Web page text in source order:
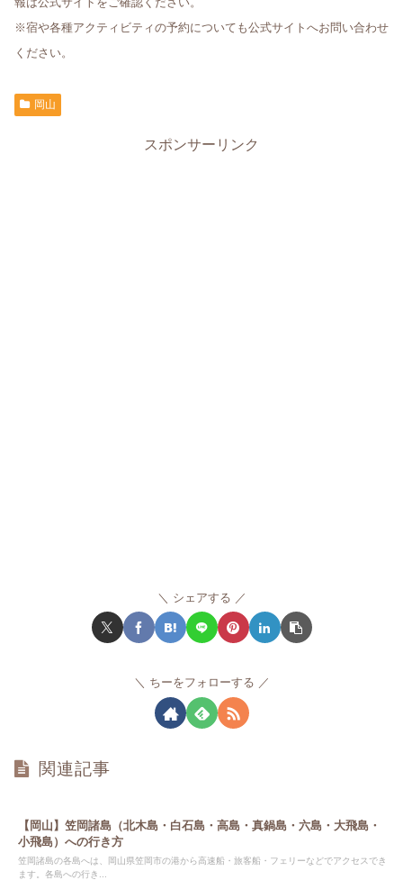
※宿や各種アクティビティの予約についても公式サイトへお問い合わせ
ください。
岡山
スポンサーリンク
シェアする
ちーをフォローする
関連記事
【岡山】笠岡諸島（北木島・白石島・高島・真鍋島・六島・大飛島・
小飛島）への行き方
笠岡諸島の各島へは、岡山県笠岡市の港から高速船・旅客船・フェリーなどでアクセスでき
ます。各島への行き...